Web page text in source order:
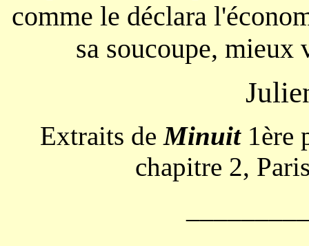
comme le déclara
sa soucoupe, mieux
Extraits deMinuit1ère
chapitre 2,